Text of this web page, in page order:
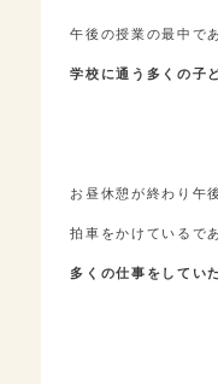
午後の授業の最中で
学校に通う多くの子
お昼休憩が終わり午
拍車をかけているで
多くの仕事をしてい